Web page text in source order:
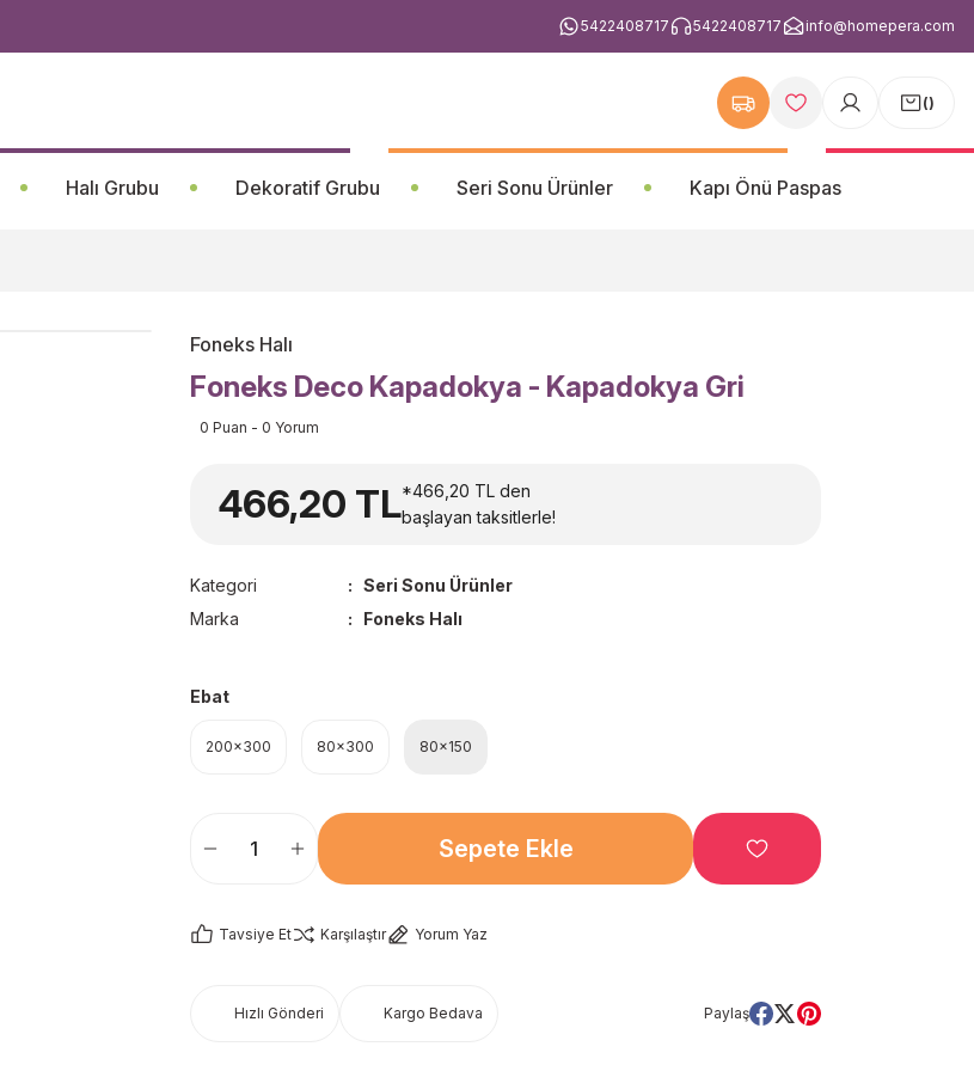
5422408717 5422408717 info@homepera.com
()
Halı Grubu Dekoratif Grubu Seri Sonu Ürünler Kapı Önü Paspas
Foneks Halı
Foneks Deco Kapadokya - Kapadokya Gri
0 Puan - 0 Yorum
466,20 TL*466,20 TL den
başlayan taksitlerle!
Kategori
Seri Sonu Ürünler
Marka
Foneks Halı
Ebat
200x300 80x300 80x150
Sepete Ekle
Tavsiye Et Karşılaştır Yorum Yaz
Hızlı Gönderi Kargo Bedava Paylaş